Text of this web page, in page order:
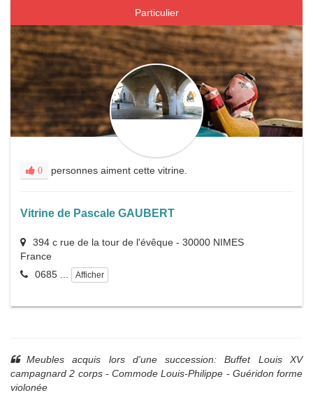
Particulier
0 personnes aiment cette vitrine.
Vitrine de Pascale GAUBERT
394 c rue de la tour de l'évêque - 30000 NIMES
France
0685 ...
Afficher
Meubles acquis lors d'une succession: Buffet Louis XV
campagnard 2 corps - Commode Louis-Philippe - Guéridon forme
violonée